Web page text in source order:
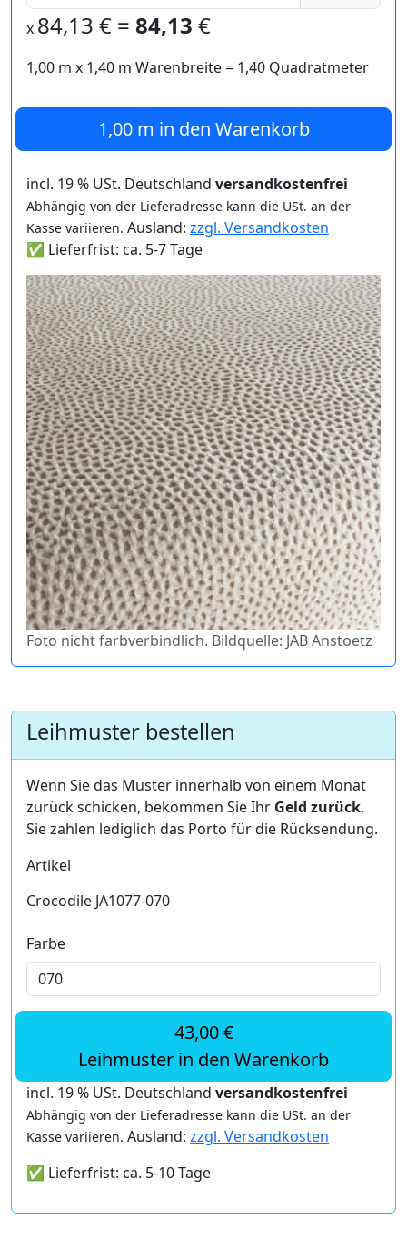
x 84,13 € = 84,13 €
1,00 m x 1,40 m Warenbreite = 1,40 Quadratmeter
1,00 m in den Warenkorb
incl. 19 % USt. Deutschland versandkostenfrei
Abhängig von der Lieferadresse kann die USt. an der
Kasse variieren. Ausland: zzgl. Versandkosten
✅ Lieferfrist: ca. 5-7 Tage
Foto nicht farbverbindlich. Bildquelle: JAB Anstoetz
Leihmuster bestellen
Wenn Sie das Muster innerhalb von einem Monat
zurück schicken, bekommen Sie Ihr Geld zurück.
Sie zahlen lediglich das Porto für die Rücksendung.
Artikel
Crocodile JA1077-070
Farbe
43,00 €
Leihmuster in den Warenkorb
incl. 19 % USt. Deutschland versandkostenfrei
Abhängig von der Lieferadresse kann die USt. an der
Kasse variieren. Ausland: zzgl. Versandkosten
✅ Lieferfrist: ca. 5-10 Tage